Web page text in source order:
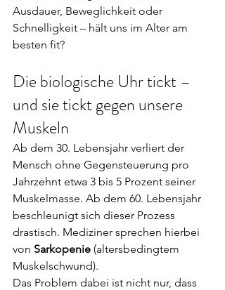
Ausdauer, Beweglichkeit oder
Schnelligkeit – hält uns im Alter am
besten fit?
Die biologische Uhr tickt –
und sie tickt gegen unsere
Muskeln
Ab dem 30. Lebensjahr verliert der
Mensch ohne Gegensteuerung pro
Jahrzehnt etwa 3 bis 5 Prozent seiner
Muskelmasse. Ab dem 60. Lebensjahr
beschleunigt sich dieser Prozess
drastisch. Mediziner sprechen hierbei
von Sarkopenie (altersbedingtem
Muskelschwund).
Das Problem dabei ist nicht nur, dass